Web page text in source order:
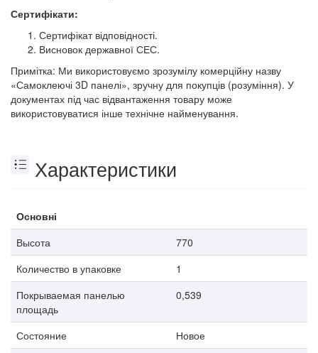
Сертифікати:
Сертифікат відповідності.
Висновок державної СЕС.
Примітка: Ми використовуємо зрозумілу комерційну назву
«Самоклеючі 3D панелі», зручну для покупців (розуміння). У
документах під час відвантаження товару може
використовуватися інше технічне найменування.
Характеристики
Основні
Высота
770
Количество в упаковке
1
Покрываемая панелью
площадь
0,539
Состояние
Новое